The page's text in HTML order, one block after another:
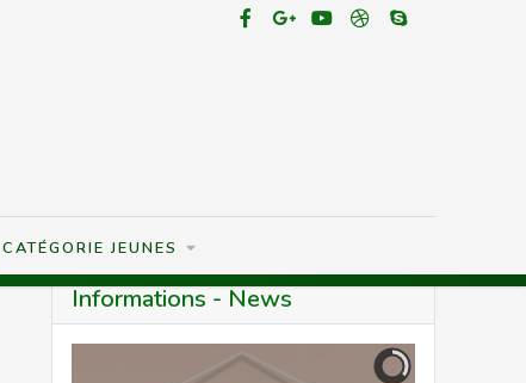
CATÉGORIE JEUNES
Informations - News